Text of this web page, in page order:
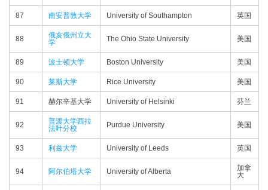
87 南安普敦大学 University of Southampton 英国
88
俄亥俄州立大
学
The Ohio State University 美国
89 波士顿大学 Boston University 美国
90 莱斯大学 Rice University 美国
91 赫尔辛基大学 University of Helsinki 芬兰
92
普渡大学西拉
法叶分校
Purdue University 美国
93 利兹大学 University of Leeds 英国
94 阿尔伯塔大学 University of Alberta
加拿
大